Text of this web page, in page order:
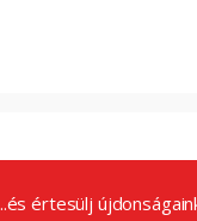
értesülj